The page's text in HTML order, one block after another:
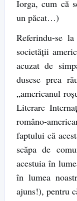
Iorga, cum că
un păcat…)
Referindu-se
societății
acuzat de
dusese prea
„americanul
Literare
româno-
faptului că
scăpa de
acestuia în
în lumea
ajuns!), pentru